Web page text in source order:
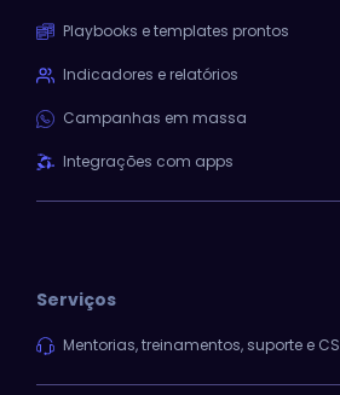
Playbooks e templates prontos
Indicadores e relatórios
Campanhas em massa
Integrações com apps
Serviços
Mentorias, treinamentos, suporte e CS